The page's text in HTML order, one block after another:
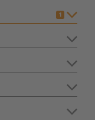
1